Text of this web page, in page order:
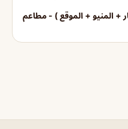
+ المنيو + الموقع ) - مطاعم